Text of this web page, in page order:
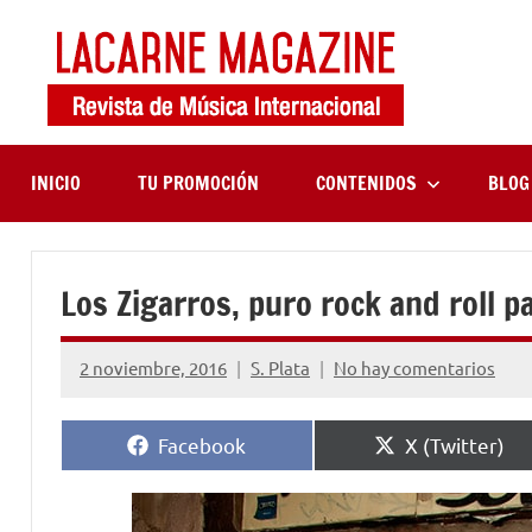
contenido
música
internacional
INICIO TU PROMOCIÓN CONTENIDOS BLOG
Los Zigarros, puro rock and roll
2 noviembre, 2016 S. Plata No hay comentarios
Compartir
en
Facebook
Compartir
en
X (Twitter)